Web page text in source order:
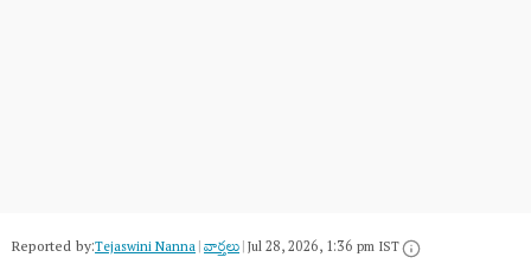
Reported by:Tejaswini Nanna|వార్త‌లు|Jul 28, 2026, 1:36 pm IST